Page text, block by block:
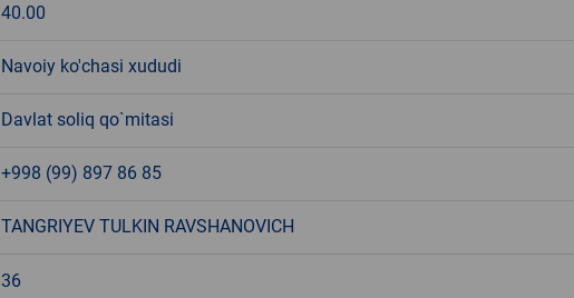
40.00
Navoiy ko'chasi xududi
Davlat soliq qo`mitasi
+998 (99) 897 86 85
TANGRIYEV TULKIN RAVSHANOVICH
36